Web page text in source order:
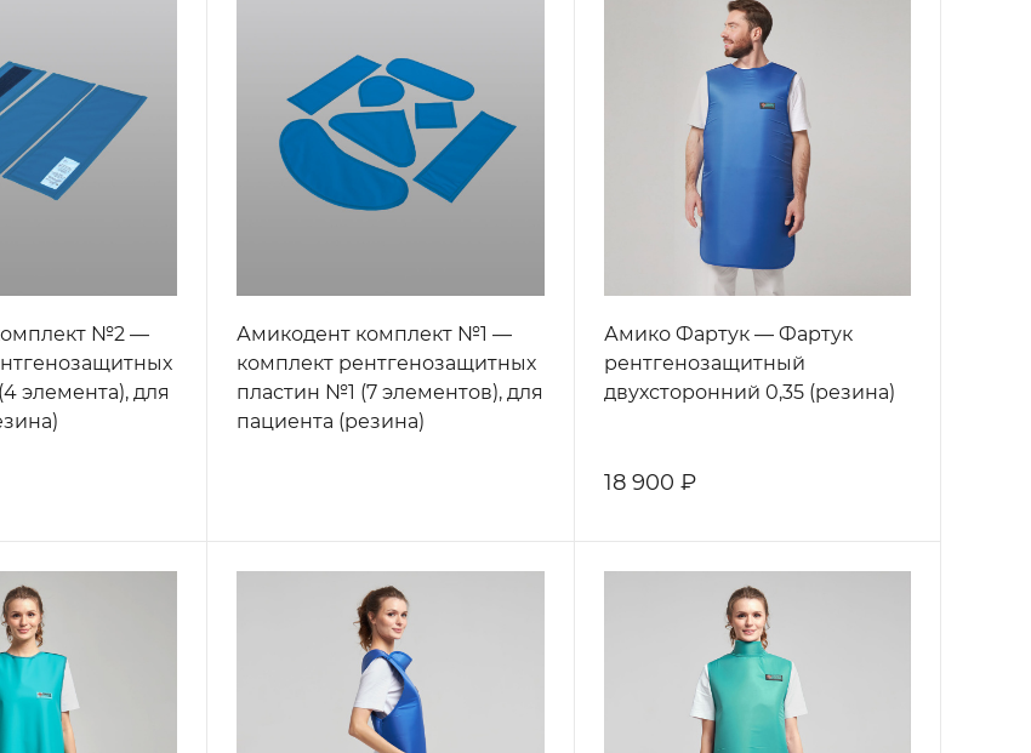
№2 —
элемента), для
Амикодент комплект №1 —
комплект рентгенозащитных
пластин №1 (7 элементов), для
пациента (резина)
Амико Фартук — Фартук
рентгенозащитный
двухсторонний 0,35 (резина)
18 900 ₽